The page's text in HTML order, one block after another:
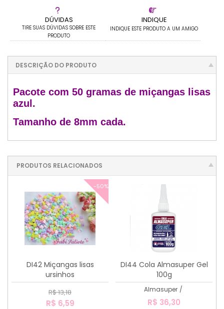
DÚVIDAS
TIRE SUAS DÚVIDAS SOBRE ESTE
PRODUTO
INDIQUE
INDIQUE ESTE PRODUTO A UM AMIGO
DESCRIÇÃO DO PRODUTO
Pacote com 50 gramas de miçangas lisas
azul.
Tamanho de 8mm cada.
PRODUTOS RELACIONADOS
-50%
DI42 Miçangas lisas
ursinhos
R$ 13,18
R$ 6,59
DI44 Cola Almasuper Gel
100g
Almasuper /
R$ 36,30